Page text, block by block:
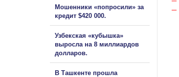
Мошенники «попросили» за
кредит $420 000.
Узбекская «кубышка»
выросла на 8 миллиардов
долларов.
В Ташкенте прошла